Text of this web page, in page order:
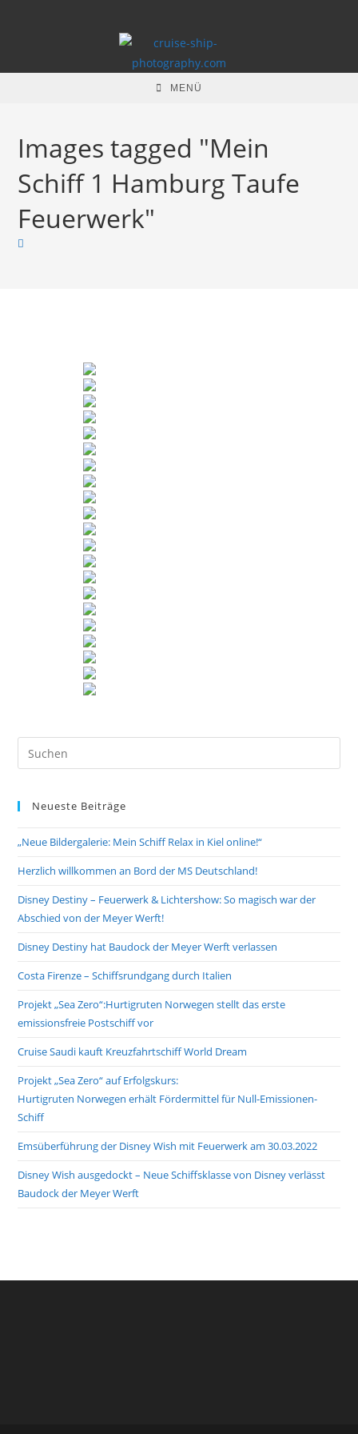
MENÜ
Images tagged "Mein
Schiff 1 Hamburg Taufe
Feuerwerk"
Neueste Beiträge
„Neue Bildergalerie: Mein Schiff Relax in Kiel online!“
Herzlich willkommen an Bord der MS Deutschland!
Disney Destiny – Feuerwerk & Lichtershow: So magisch war der
Abschied von der Meyer Werft!
Disney Destiny hat Baudock der Meyer Werft verlassen
Costa Firenze – Schiffsrundgang durch Italien
Projekt „Sea Zero“:Hurtigruten Norwegen stellt das erste
emissionsfreie Postschiff vor
Cruise Saudi kauft Kreuzfahrtschiff World Dream
Projekt „Sea Zero“ auf Erfolgskurs:
Hurtigruten Norwegen erhält Fördermittel für Null-Emissionen-
Schiff
Emsüberführung der Disney Wish mit Feuerwerk am 30.03.2022
Disney Wish ausgedockt – Neue Schiffsklasse von Disney verlässt
Baudock der Meyer Werft